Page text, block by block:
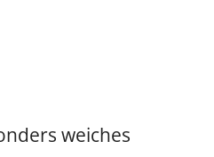
weiches